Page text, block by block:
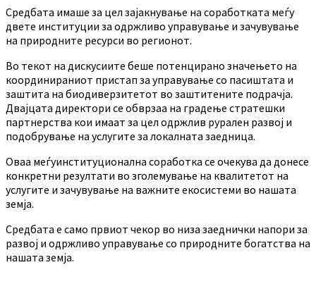
Средбата имаше за цел зајакнување на соработката меѓу
двете институции за одржливо управување и зачувување
на природните ресурси во регионот.
Во текот на дискусиите беше потенцирано значењето на
координираниот пристап за управување со пасиштата и
заштита на биодиверзитетот во заштитените подрачја.
Двајцата директори се обврзаа на градење стратешки
партнерства кои имаат за цел одржлив рурален развој и
подобрување на услугите за локалната заедница.
Оваа меѓуинституционална соработка се очекува да донесе
конкретни резултати во зголемување на квалитетот на
услугите и зачувување на важните екосистеми во нашата
земја.
Средбата е само првиот чекор во низа заеднички напори за
развој и одржливо управување со природните богатства на
нашата земја.